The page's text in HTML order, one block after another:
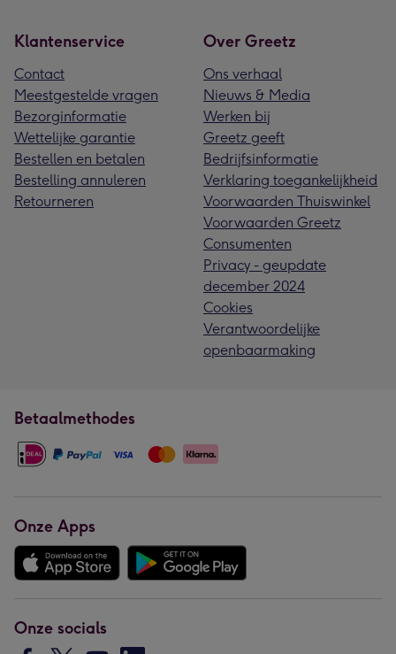
Klantenservice
Contact
Meestgestelde vragen
Bezorginformatie
Wettelijke garantie
Bestellen en betalen
Bestelling annuleren
Retourneren
Over Greetz
Ons verhaal
Nieuws & Media
Werken bij
Greetz geeft
Bedrijfsinformatie
Verklaring toegankelijkheid
Voorwaarden Thuiswinkel
Voorwaarden Greetz
Consumenten
Privacy - geupdate
december 2024
Cookies
Verantwoordelijke
openbaarmaking
Betaalmethodes
Onze Apps
Onze socials